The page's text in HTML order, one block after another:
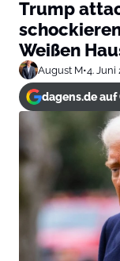
Trump
Weißen
August M•4. Juni
dagens.de